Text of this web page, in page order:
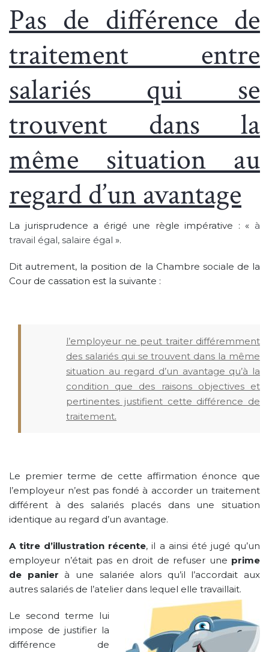
Pas de différence de
traitement entre
salariés qui se
trouvent dans la
même situation au
regard d’un avantage
La jurisprudence a érigé une règle impérative : « à
travail égal, salaire égal ».
Dit autrement, la position de la Chambre sociale de la
Cour de cassation est la suivante :
l’employeur ne peut traiter différemment
des salariés qui se trouvent dans la même
situation au regard d’un avantage qu’à la
condition que des raisons objectives et
pertinentes justifient cette différence de
traitement.
Le premier terme de cette affirmation énonce que
l’employeur n’est pas fondé à accorder un traitement
différent à des salariés placés dans une situation
identique au regard d’un avantage.
A titre d’illustration récente, il a ainsi été jugé qu’un
employeur n’était pas en droit de refuser une prime
de panier à une salariée alors qu’il l’accordait aux
autres salariés de l’atelier dans lequel elle travaillait.
Le second terme lui
impose de justifier la
différence de